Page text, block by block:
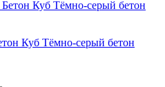
Куб Тёмно-серый бетон